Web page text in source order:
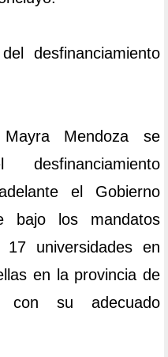
desfinanciamiento
Mendoza se
el Gobierno
bajo los mandatos
17 universidades en
en la provincia de
con su adecuado